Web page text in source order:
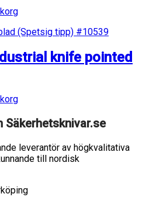
knife pointed
Säkerhetsknivar.se
leverantör av högkvalitativa
till nordisk